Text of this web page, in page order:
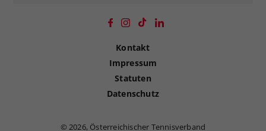
Kontakt
Impressum
Statuten
Datenschutz
©2026, Österreichischer Tennisverband